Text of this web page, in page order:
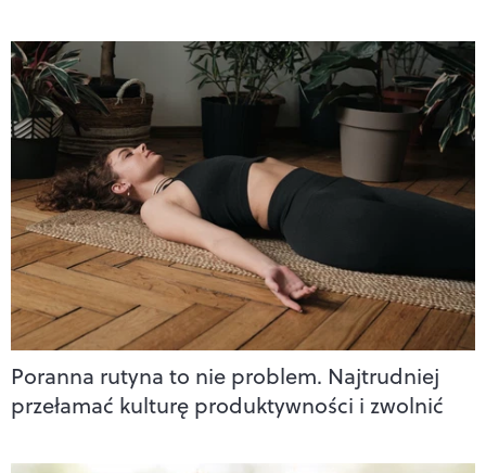
Poranna rutyna to nie problem. Najtrudniej
przełamać kulturę produktywności i zwolnić